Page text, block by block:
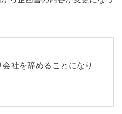
会社を辞めることになり